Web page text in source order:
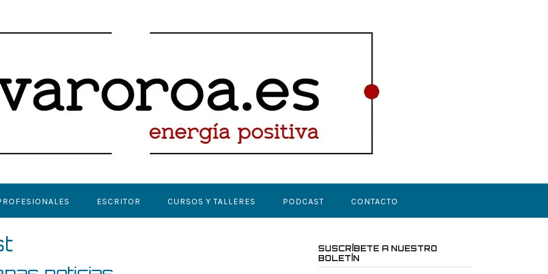
ESCRITOR CURSOS Y TALLERES PODCAST CONTACTO
SUSCRÍBETE A NUESTRO
BOLETÍN